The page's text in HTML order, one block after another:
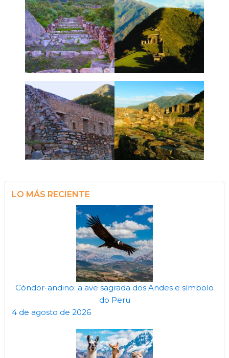
LO MÁS RECIENTE
Cóndor-andino: a ave sagrada dos Andes e símbolo
do Peru
4 de agosto de 2026